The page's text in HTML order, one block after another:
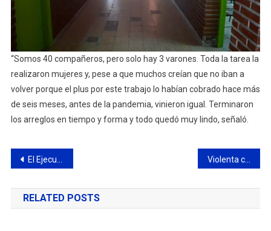
“Somos 40 compañeros, pero solo hay 3 varones. Toda la tarea la
realizaron mujeres y, pese a que muchos creían que no iban a
volver porque el plus por este trabajo lo habían cobrado hace más
de seis meses, antes de la pandemia, vinieron igual. Terminaron
los arreglos en tiempo y forma y todo quedó muy lindo, señaló.
Navegación
de
entradas
El Ejecutivo analiza otorgar un bono especial para los municipales que trabajaron en la pandemia
RELATED POSTS